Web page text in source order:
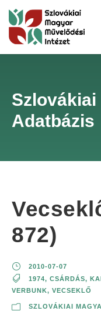
Szlovákiai
Adatbázis
872)
2010-07-07
1974, CSÁRDÁS,
VERBUNK, VECSEKLŐ
SZLOVÁKIAI